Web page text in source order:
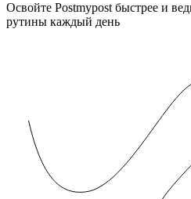
Освойте Postmypost быстрее и
рутины каждый день